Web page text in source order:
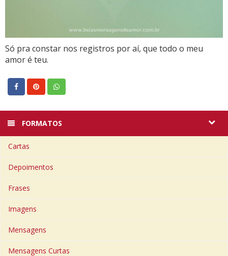
Só pra constar nos registros por aí, que todo o meu
amor é teu.
FORMATOS
Cartas
Depoimentos
Frases
Imagens
Mensagens
Mensagens Curtas